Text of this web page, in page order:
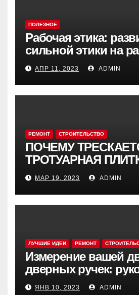
ПОЛЕЗНОЕ
Рабочая этика:
сильной этики на
АПР 11, 2023 ADMIN
РЕМОНТ СТРОИТЕЛЬСТВО
ПОЧЕМУ
ТРОТУАРНАЯ
МАР 19, 2023 ADMIN
ЛУЧШИЕ ИДЕИ РЕМОНТ
Измерение вашей
дверных ручек:
ЯНВ 10, 2023 ADMIN